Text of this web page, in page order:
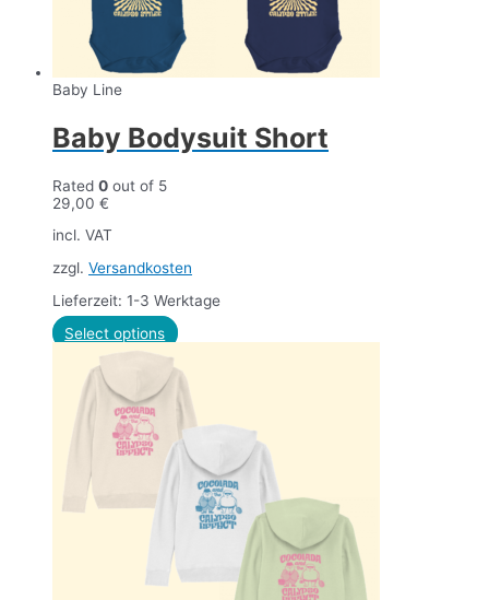
Baby Line
Baby Bodysuit Short
Rated 0 out of 5
29,00 €
incl. VAT
zzgl. Versandkosten
Lieferzeit: 1-3 Werktage
Select options